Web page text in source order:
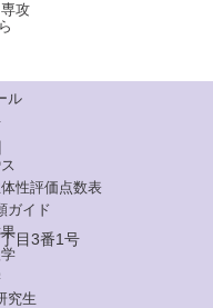
攻
ル
性評価点数表
ガイド
究生
目3番1号